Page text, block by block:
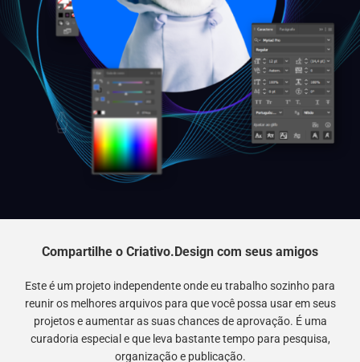
Compartilhe o Criativo.Design com seus amigos
Este é um projeto independente onde eu trabalho sozinho para
reunir os melhores arquivos para que você possa usar em seus
projetos e aumentar as suas chances de aprovação. É uma
curadoria especial e que leva bastante tempo para pesquisa,
organização e publicação.